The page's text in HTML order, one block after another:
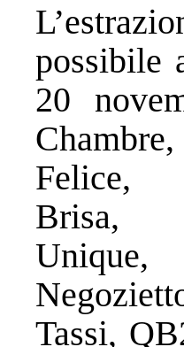
possibile
20
Brisa,
Tassi,